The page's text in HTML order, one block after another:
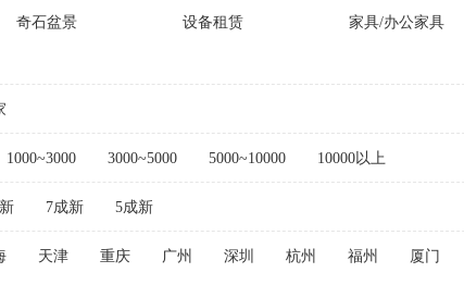
奇石盆景 设备租赁 家具/办公家具
1000~3000 3000~5000 5000~10000 10000以上
7成新 5成新
天津 重庆 广州 深圳 杭州 福州 厦门